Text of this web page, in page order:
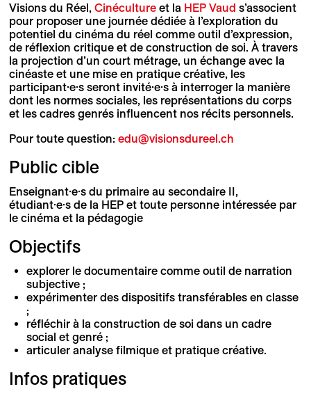
Visions du Réel, Cinécultureet la HEP Vaud s’associent
pour proposer une journée dédiée à l’exploration du
potentiel du cinéma du réel comme outil d’expression,
de réflexion critique et de construction de soi. À travers
la projection d’un court métrage, un échange avec la
cinéaste et une mise en pratique créative, les
participant·e·s seront invité·e·s à interroger la manière
dont les normes sociales, les représentations du corps
et les cadres genrés influencent nos récits personnels.
Pour toute question: edu@visionsdureel.ch
Public cible
Enseignant·e·s du primaire au secondaire II,
étudiant·e·s de la HEP et toute personne intéressée par
le cinéma et la pédagogie
Objectifs
explorer le documentaire comme outil de narration
subjective ;
expérimenter des dispositifs transférables en classe
;
réfléchir à la construction de soi dans un cadre
social et genré ;
articuler analyse filmique et pratique créative.
Infos pratiques